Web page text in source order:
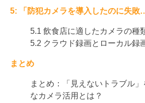
5: 「防犯カメラを導入したのに失
5.1 飲食店に適したカメラの種
5.2 クラウド録画とローカル録
まとめ
まとめ：「見えないトラブル
なカメラ活用とは？